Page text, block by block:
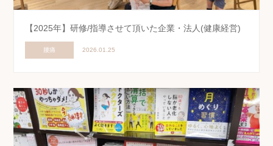
【2025年】研修/指導させて頂いた企業・法人(健康経営)
腰痛 2026.01.25